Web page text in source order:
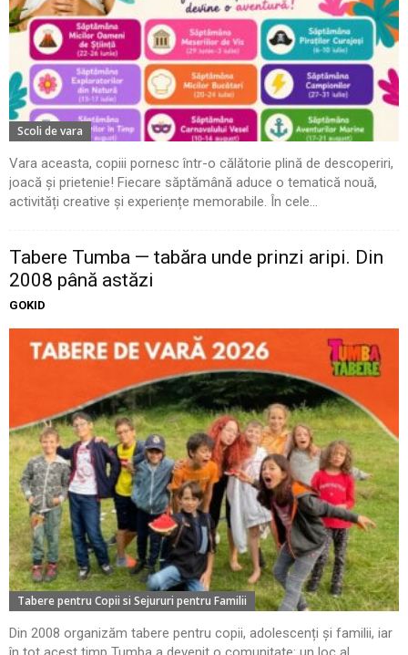
Scoli de vara
Vara aceasta, copiii pornesc într-o călătorie plină de descoperiri,
joacă și prietenie! Fiecare săptămână aduce o tematică nouă,
activități creative și experiențe memorabile. În cele...
Tabere Tumba — tabăra unde prinzi aripi. Din
2008 până astăzi
GOKID
Tabere pentru Copii si Sejururi pentru Familii
Din 2008 organizăm tabere pentru copii, adolescenți și familii, iar